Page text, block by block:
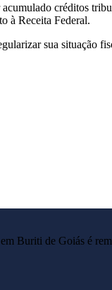
créditos
à Receita Federal.
sua situação
Buriti de Goiás é